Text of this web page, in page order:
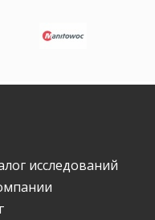
исследований